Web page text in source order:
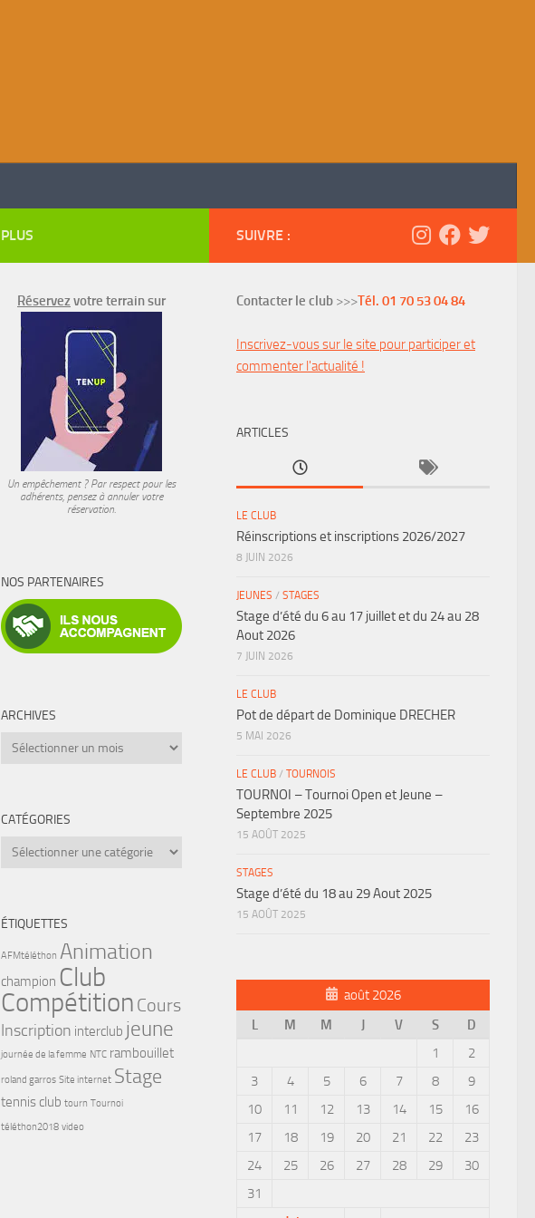
SUIVRE :
Contacter le club >>>Tél. 01 70 53 04 84
Inscrivez-vous sur le site pour participer et
commenter l'actualité !
ARTICLES
LE CLUB
Réinscriptions et inscriptions 2026/2027
8 JUIN 2026
JEUNES / STAGES
Stage d’été du 6 au 17 juillet et du 24 au 28
Aout 2026
7 JUIN 2026
LE CLUB
Pot de départ de Dominique DRECHER
5 MAI 2026
LE CLUB / TOURNOIS
TOURNOI – Tournoi Open et Jeune –
Septembre 2025
15 AOÛT 2025
STAGES
Stage d’été du 18 au 29 Aout 2025
15 AOÛT 2025
août 2026
L
M M J V S D
1
2
3
4 5 6 7 8
9
10
11 12 13 14 15
16
17
18 19 20 21 22
23
24
25 26 27 28 29
30
31
PLUS
Réservez votre terrain sur
Un empêchement ? Par respect pour les
adhérents, pensez à annuler votre
réservation.
NOS PARTENAIRES
ARCHIVES
Archives
CATÉGORIES
Catégories
ÉTIQUETTES
AFMtéléthon Animation
champion Club
Compétition Cours
Inscription interclub jeune
journée de la femme NTC rambouillet
roland garros Site internet Stage
tennis club tourn Tournoi
téléthon2018 video